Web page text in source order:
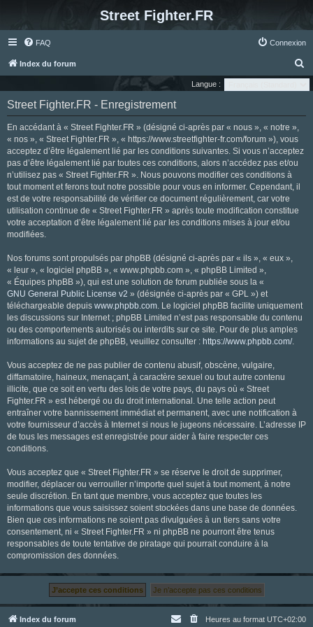
Street Fighter.FR
FAQ Connexion
Index du forum
e
Langue :
Street Fighter.FR - Enregistrement
En accédant à « Street Fighter.FR » (désigné ci-après par « nous », « notre »,
« nos », « Street Fighter.FR », « https://www.streetfighter-fr.com/forum »), vous
acceptez d’être légalement lié par les conditions suivantes. Si vous n’acceptez
pas d’être légalement lié par toutes ces conditions, alors n’accédez pas et/ou
n’utilisez pas « Street Fighter.FR ». Nous pouvons modifier ces conditions à
tout moment et ferons tout notre possible pour vous en informer. Cependant, il
est de votre responsabilité de vérifier ce document régulièrement, car votre
utilisation continue de « Street Fighter.FR » après toute modification constitue
votre acceptation d’être légalement lié par les conditions mises à jour et/ou
modifiées.
Nos forums sont propulsés par phpBB (désigné ci-après par « ils », « eux »,
« leur », « logiciel phpBB », « www.phpbb.com », « phpBB Limited »,
« Équipes phpBB »), qui est une solution de forum publiée sous la «
GNU General Public License v2 » (désignée ci-après par « GPL ») et
téléchargeable depuis www.phpbb.com. Le logiciel phpBB facilite uniquement
les discussions sur Internet ; phpBB Limited n’est pas responsable du contenu
ou des comportements autorisés ou interdits sur ce site. Pour de plus amples
informations au sujet de phpBB, veuillez consulter : https://www.phpbb.com/.
Vous acceptez de ne pas publier de contenu abusif, obscène, vulgaire,
diffamatoire, haineux, menaçant, à caractère sexuel ou tout autre contenu
illicite, que ce soit en vertu des lois de votre pays, du pays où « Street
Fighter.FR » est hébergé ou du droit international. Une telle action peut
entraîner votre bannissement immédiat et permanent, avec une notification à
votre fournisseur d’accès à Internet si nous le jugeons nécessaire. L’adresse IP
de tous les messages est enregistrée pour aider à faire respecter ces
conditions.
Vous acceptez que « Street Fighter.FR » se réserve le droit de supprimer,
modifier, déplacer ou verrouiller n’importe quel sujet à tout moment, à notre
seule discrétion. En tant que membre, vous acceptez que toutes les
informations que vous saisissez soient stockées dans une base de données.
Bien que ces informations ne soient pas divulguées à un tiers sans votre
consentement, ni « Street Fighter.FR » ni phpBB ne pourront être tenus
responsables de toute tentative de piratage qui pourrait conduire à la
compromission des données.
Index du forum Heures au format UTC+02:00